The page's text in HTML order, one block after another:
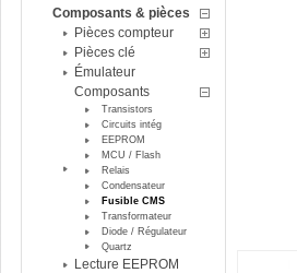
Composants & pièces
Pièces compteur
Pièces clé
Émulateur
Composants
Transistors
Circuits intég
EEPROM
MCU / Flash
Relais
Condensateur
Fusible CMS
Transformateur
Diode / Régulateur
Quartz
Lecture EEPROM